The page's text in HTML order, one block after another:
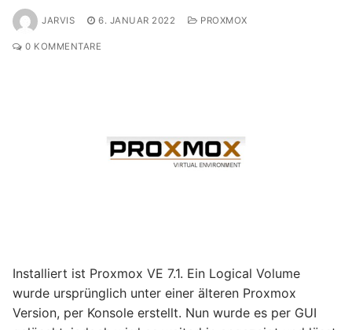
JARVIS 6. JANUAR 2022 PROXMOX
0 KOMMENTARE
Installiert ist Proxmox VE 7.1. Ein Logical Volume
wurde ursprünglich unter einer älteren Proxmox
Version, per Konsole erstellt. Nun wurde es per GUI